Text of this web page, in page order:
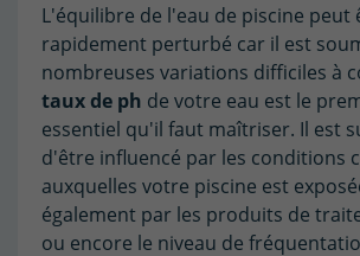
L'équilibre de l'eau de piscine peut
rapidement perturbé car il est
nombreuses variations difficiles à
taux de ph de votre eau est le
essentiel qu'il faut maîtriser. Il est
d'être influencé par les conditions
auxquelles votre piscine est
également par les produits de
ou encore le niveau de